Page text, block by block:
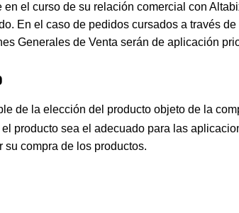
el curso de su relación comercial con
En el caso de pedidos cursados a través
Generales de Venta serán de aplicación
de la elección del producto objeto de la
producto sea el adecuado para las
compra de los productos.